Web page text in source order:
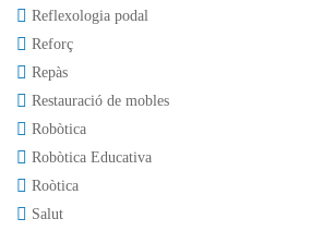
Reflexologia podal
Reforç
Repàs
Restauració de mobles
Robòtica
Robòtica Educativa
Roòtica
Salut